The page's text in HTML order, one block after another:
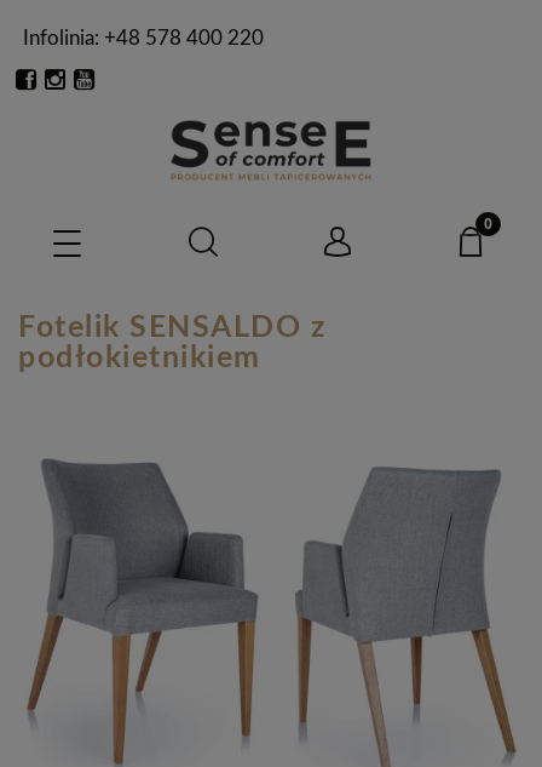
Infolinia: +48 578 400 220
Fotelik SENSALDO z
podłokietnikiem